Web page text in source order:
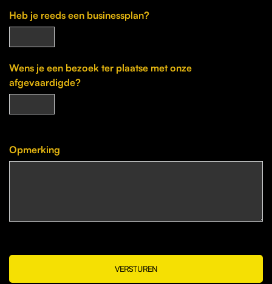
Heb je reeds een businessplan?
Wens je een bezoek ter plaatse met onze
afgevaardigde?
Opmerking
VERSTUREN